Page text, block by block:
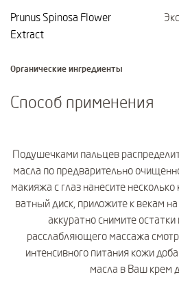
Prunus Spinosa Flower
Extract
Органические ингредиенты
Способ применения
Подушечками пальцев
масла по предварительно
макияжа с глаз нанесите
ватный диск, приложите к векам
аккуратно снимите
расслабляющего массажа
интенсивного питания кожи
масла в Ваш крем